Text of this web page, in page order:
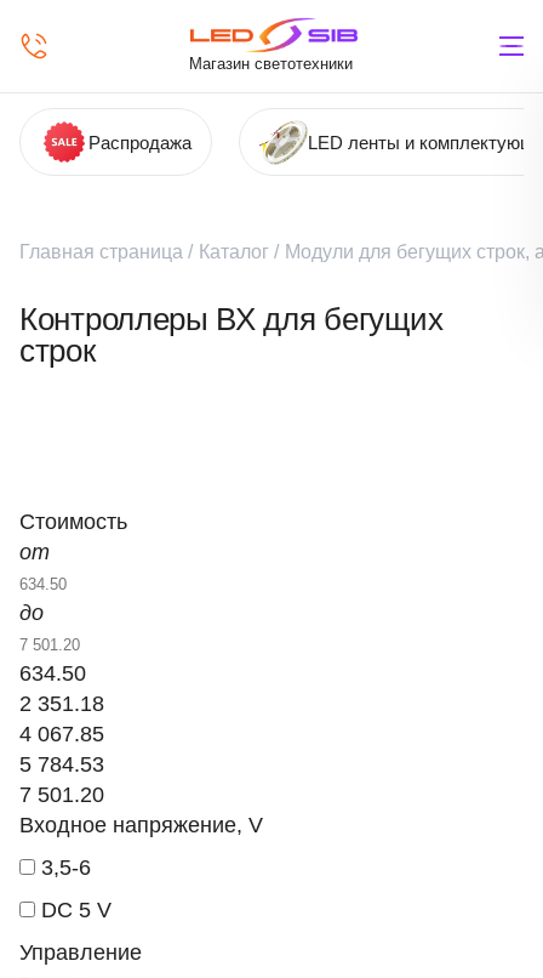
Магазин светотехники
Распродажа LED ленты и
Главная страница / Каталог / Модули для бегущих строк,
Контроллеры ВХ для бегущих
строк
Стоимость
от
до
634.50
2 351.18
4 067.85
5 784.53
7 501.20
Входное напряжение, V
3,5-6
DC 5 V
Управление